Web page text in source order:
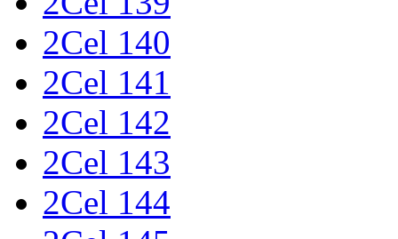
2Cel 140
2Cel 141
2Cel 142
2Cel 143
2Cel 144